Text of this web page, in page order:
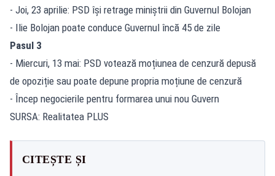
- Joi, 23 aprilie: PSD își retrage miniștrii din Guvernul Bolojan
- Ilie Bolojan poate conduce Guvernul încă 45 de zile
Pasul 3
- Miercuri, 13 mai: PSD votează moțiunea de cenzură depusă
de opoziție sau poate depune propria moțiune de cenzură
- Încep negocierile pentru formarea unui nou Guvern
SURSA: Realitatea PLUS
CITEȘTE ȘI